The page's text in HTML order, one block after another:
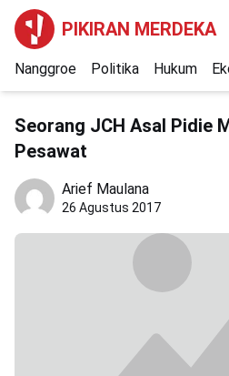
PIKIRAN MERDEKA
Nanggroe Politika Hukum
Seorang JCH Asal Pidie
Pesawat
Arief Maulana
26 Agustus 2017